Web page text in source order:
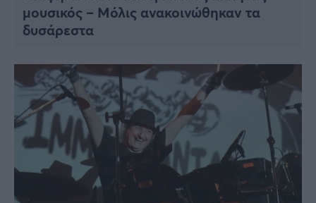
μουσικός – Μόλις ανακοινώθηκαν τα
δυσάρεστα